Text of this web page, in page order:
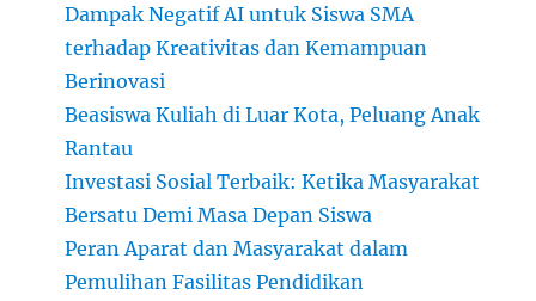
Dampak Negatif AI untuk Siswa SMA
terhadap Kreativitas dan Kemampuan
Berinovasi
Beasiswa Kuliah di Luar Kota, Peluang Anak
Rantau
Investasi Sosial Terbaik: Ketika Masyarakat
Bersatu Demi Masa Depan Siswa
Peran Aparat dan Masyarakat dalam
Pemulihan Fasilitas Pendidikan